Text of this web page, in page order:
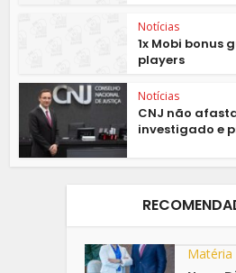
Notícias
1x Mobi bonus
players
Notícias
CNJ não
investigado e
Matéria